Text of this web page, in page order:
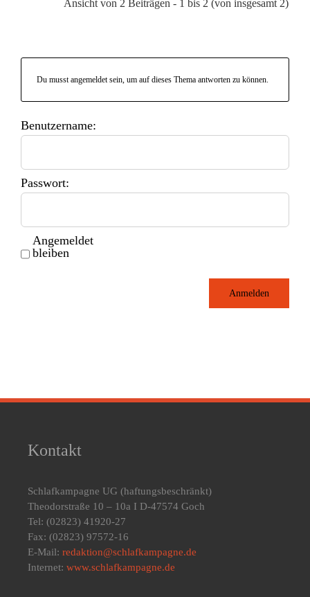
Ansicht von 2 Beiträgen - 1 bis 2 (von insgesamt 2)
Du musst angemeldet sein, um auf dieses Thema antworten zu können.
Benutzername:
Passwort:
Angemeldet
bleiben
Anmelden
Kontakt
Schlafkampagne UG (haftungsbeschränkt)
Theodorstraße 10 – 10a I D-47574 Goch
Tel: (02823) 41920-27
Fax: (02823) 97572-16
E-Mail: redaktion@schlafkampagne.de
Internet: www.schlafkampagne.de